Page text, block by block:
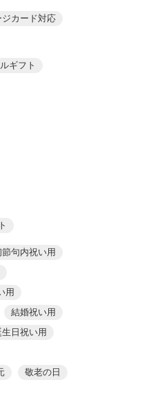
ジカード対応
ギフト
節句内祝い用
用
結婚祝い用
日祝い用
敬老の日